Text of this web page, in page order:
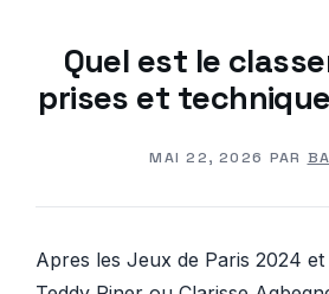
Quel est le
prises et
MAI 22, 2026 PAR
Apres les Jeux de Paris 2024 et